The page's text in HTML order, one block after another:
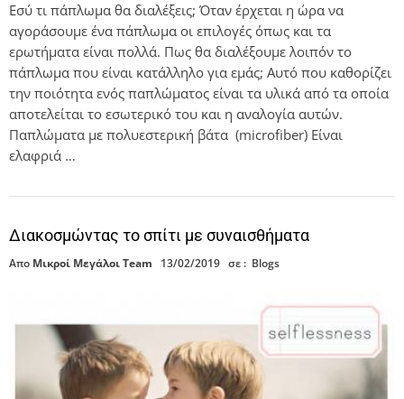
Εσύ τι πάπλωμα θα διαλέξεις; Όταν έρχεται η ώρα να
αγοράσουμε ένα πάπλωμα οι επιλογές όπως και τα
ερωτήματα είναι πολλά. Πως θα διαλέξουμε λοιπόν το
πάπλωμα που είναι κατάλληλο για εμάς; Αυτό που καθορίζει
την ποιότητα ενός παπλώματος είναι τα υλικά από τα οποία
αποτελείται το εσωτερικό του και η αναλογία αυτών.
Παπλώματα με πολυεστερική βάτα (microfiber) Είναι
ελαφριά …
Διακοσμώντας το σπίτι με συναισθήματα
Απο Μικροί Μεγάλοι Team 13/02/2019 σε : Blogs